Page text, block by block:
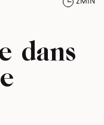
2min
dans